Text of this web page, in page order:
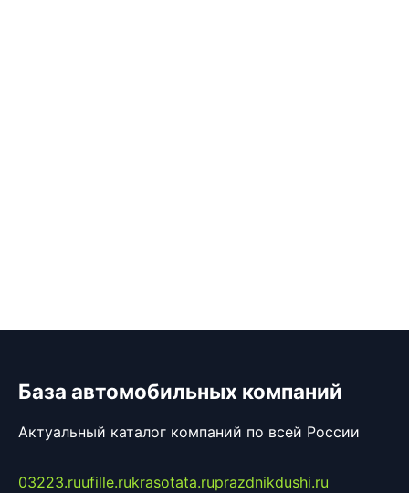
База автомобильных компаний
Актуальный каталог компаний по всей России
03223.ruufille.rukrasotata.ruprazdnikdushi.ru